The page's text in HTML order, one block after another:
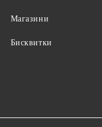
Магазини
Бисквитки